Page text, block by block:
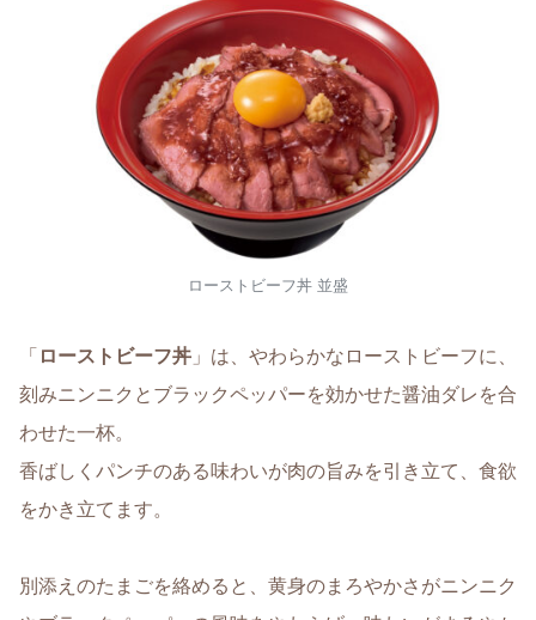
ローストビーフ丼 並盛
「 ローストビーフ丼 」は、やわらかなローストビーフに、
刻みニンニクとブラックペッパーを効かせた醤油ダレを合
わせた一杯。
香ばしくパンチのある味わいが肉の旨みを引き立て、食欲
をかき立てます。
別添えのたまごを絡めると、黄身のまろやかさがニンニク